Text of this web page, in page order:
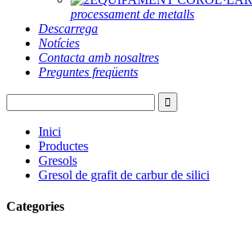
processament de metalls
Descarrega
Notícies
Contacta amb nosaltres
Preguntes freqüents
Inici
Productes
Gresols
Gresol de grafit de carbur de silici
Categories